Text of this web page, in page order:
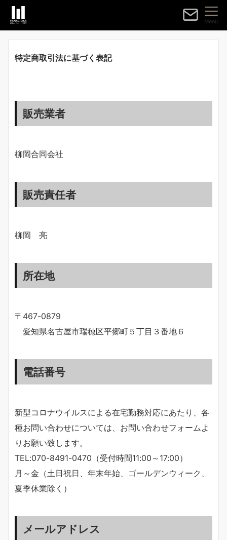
Menu
特定商取引法に基づく表記
販売業者
柳岡合同会社
販売責任者
柳岡 亮
所在地
〒467-0879
愛知県名古屋市瑞穂区平郷町５丁目３番地６
電話番号
新型コロナウイルスによる在宅勤務対応にあたり、各
種お問い合わせについては、お問い合わせフォームよ
りお願い致します。
TEL:070-8491-0470（受付時間11:00～17:00）
月～金（土日祝日、年末年始、ゴールデンウィーク、
夏季休業除く）
メールアドレス